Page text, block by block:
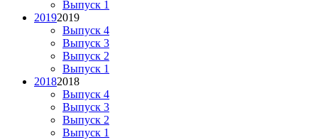
Выпуск 1
20192019
Выпуск 4
Выпуск 3
Выпуск 2
Выпуск 1
20182018
Выпуск 4
Выпуск 3
Выпуск 2
Выпуск 1